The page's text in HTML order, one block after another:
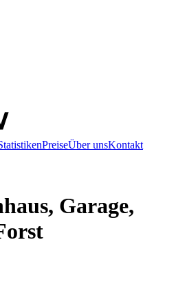
PreiseÜber unsKontakt
Garage,